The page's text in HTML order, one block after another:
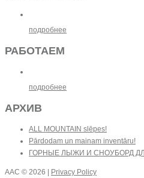
подробнее
РАБОТАЕМ
подробнее
АРХИВ
ALL MOUNTAIN slēpes!
Pārdodam un mainam inventāru!
ГОРНЫЕ ЛЫЖИ И СНОУБОРД
AAC © 2026 | Privacy Policy